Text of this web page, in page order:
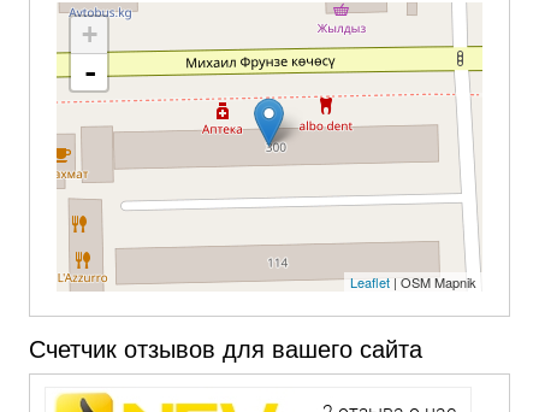
+
-
Leaflet| OSM Mapnik
Счетчик отзывов для вашего сайта